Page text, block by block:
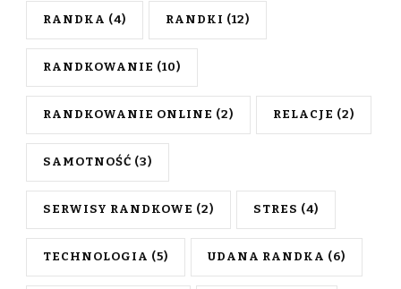
RANDKA (4) RANDKI (12)
RANDKOWANIE (10)
RANDKOWANIE ONLINE (2) RELACJE (2)
SAMOTNOŚĆ (3)
SERWISY RANDKOWE (2) STRES (4)
TECHNOLOGIA (5) UDANA RANDKA (6)